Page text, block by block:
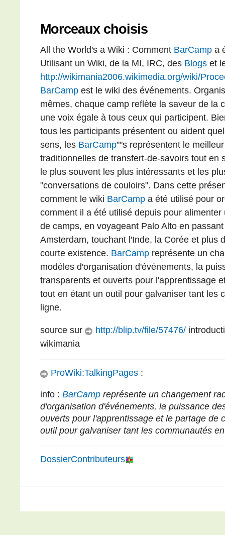
Morceaux choisis
All the World's a Wiki : Comment BarCamp a
Utilisant un Wiki, de la MI, IRC, des Blogs et
http://wikimania2006.wikimedia.org/wiki/
BarCamp est le wiki des événements.
mêmes, chaque camp reflète la saveur de la
une voix égale à tous ceux qui participent.
tous les participants présentent ou aident
sens, les BarCamp""s représentent le
traditionnelles de transfert-de-savoirs tout en
le plus souvent les plus intéressants et les
"conversations de couloirs". Dans cette
comment le wiki BarCamp a été utilisé pour
comment il a été utilisé depuis pour
de camps, en voyageant Palo Alto en
Amsterdam, touchant l'Inde, la Corée et plus
courte existence. BarCamp représente un
modèles d'organisation d'événements, la
transparents et ouverts pour l'apprentissage
tout en étant un outil pour galvaniser tant les
ligne.
source sur http://blip.tv/file/57476/
wikimania
ProWiki:TalkingPages :
info : BarCamp représente un changement
d'organisation d'événements, la puissance
ouverts pour l'apprentissage et le partage de
outil pour galvaniser tant les communautés
DossierContributeurs